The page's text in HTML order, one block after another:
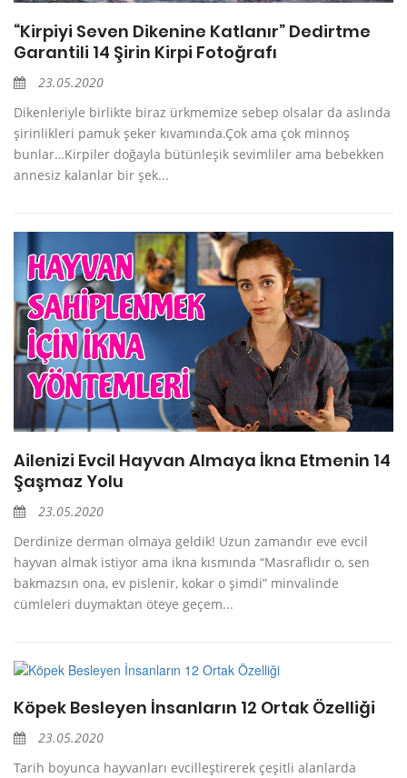
“Kirpiyi Seven Dikenine Katlanır” Dedirtme
Garantili 14 Şirin Kirpi Fotoğrafı
23.05.2020
Dikenleriyle birlikte biraz ürkmemize sebep olsalar da aslında
şirinlikleri pamuk şeker kıvamında.Çok ama çok minnoş
bunlar…Kirpiler doğayla bütünleşik sevimliler ama bebekken
annesiz kalanlar bir şek...
Ailenizi Evcil Hayvan Almaya İkna Etmenin 14
Şaşmaz Yolu
23.05.2020
Derdinize derman olmaya geldik! Uzun zamandır eve evcil
hayvan almak istiyor ama ikna kısmında “Masraflıdır o, sen
bakmazsın ona, ev pislenir, kokar o şimdi” minvalinde
cümleleri duymaktan öteye geçem...
Köpek Besleyen İnsanların 12 Ortak Özelliği
23.05.2020
Tarih boyunca hayvanları evcilleştirerek çeşitli alanlarda